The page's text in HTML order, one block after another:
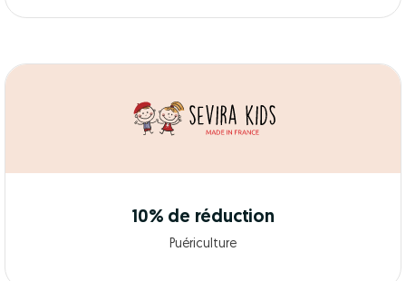
10% de réduction
Puériculture